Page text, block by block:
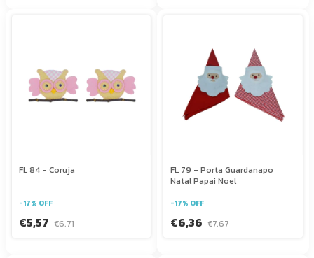
FL 84 - Coruja
-17% OFF
€5,57 €6,71
FL 79 - Porta Guardanapo
Natal Papai Noel
-17% OFF
€6,36 €7,67